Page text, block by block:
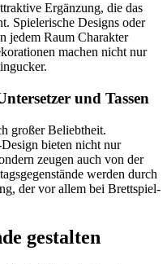
Ergänzung, die das
Spielerische Designs oder
jedem Raum Charakter
machen nicht nur
und Tassen
großer Beliebtheit.
bieten nicht nur
zeugen auch von der
werden durch
der vor allem bei Brettspiel-
gestalten